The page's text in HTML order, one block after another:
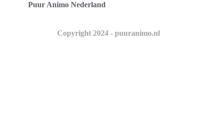
Puur Animo Nederland
Copyright 2024 - puuranimo.nl